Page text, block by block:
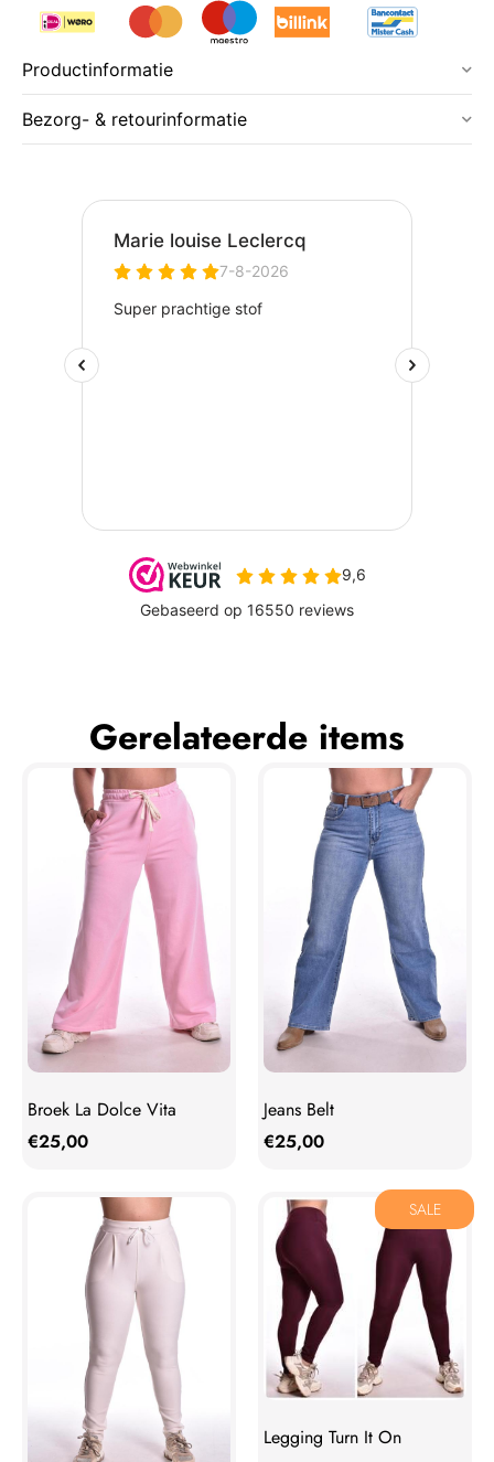
Productinformatie
Bezorg- & retourinformatie
Gerelateerde items
Broek La Dolce Vita
€25,00
Jeans Belt
€25,00
SALE
Legging Turn It On